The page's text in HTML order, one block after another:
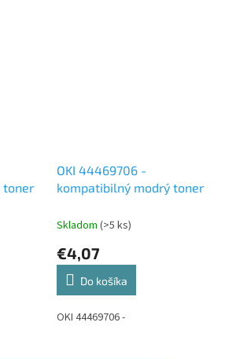
toner
OKI 44469706 -
kompatibilný modrý toner
Skladom (>5 ks)
€4,07
Do košíka
OKI 44469706 -